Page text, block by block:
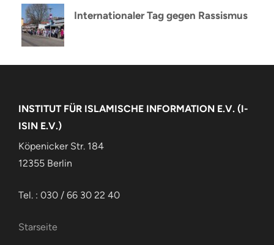
Internationaler Tag gegen Rassismus
INSTITUT FÜR ISLAMISCHE INFORMATION E.V. (I-
ISIN E.V.)
Köpenicker Str. 184
12355 Berlin
Tel. : 030 / 66 30 22 40
Starseite